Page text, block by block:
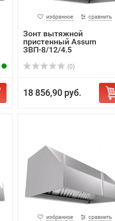
избранное сравнить
Зонт вытяжной
пристенный Assum
ЗВП-8/12/4.5
(0)
18 856,90 руб.
избранное сравнить